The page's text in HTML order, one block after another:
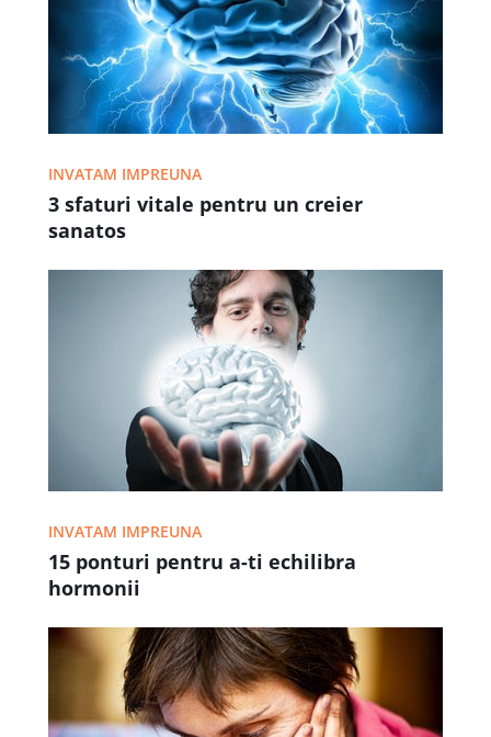
INVATAM IMPREUNA
3 sfaturi vitale pentru un creier
sanatos
INVATAM IMPREUNA
15 ponturi pentru a-ti echilibra
hormonii